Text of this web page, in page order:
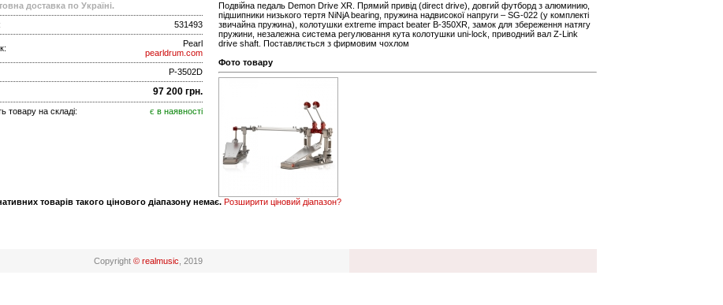
доставка по Україні.
531493
Pearl
pearldrum.com
P-3502D
97 200 грн.
товару на складі: є в наявності
Подвійна педаль Demon Drive XR. Прямий привід (direct drive), довгий футборд з алюминию,
підшипники низького тертя NiNjA bearing, пружина надвисокої напруги – SG-022 (у комплекті
звичайна пружина), колотушки extreme impact beater B-350XR, замок для збереження натягу
пружини, незалежна система регулювання кута колотушки uni-lock, приводний вал Z-Link
drive shaft. Поставляється з фирмовим чохлом
Фото товару
товарів такого цінового діапазону немає. Розширити ціновий діапазон?
Copyright © realmusic , 2019